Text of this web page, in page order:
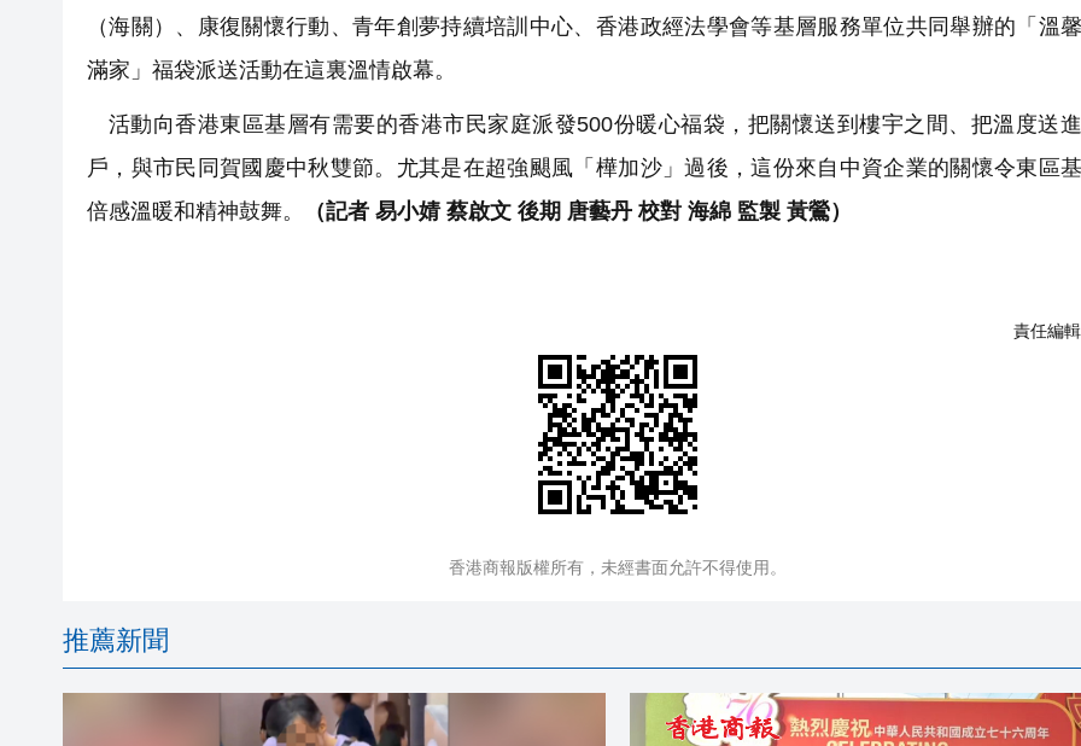
（海關）、康復關懷行動、青年創夢持續培訓中心、香港政經法學會等基層服務單位共同舉辦的「溫
滿家」福袋派送活動在這裏溫情啟幕。
活動向香港東區基層有需要的香港市民家庭派發500份暖心福袋，把關懷送到樓宇之間、把溫度送
戶，與市民同賀國慶中秋雙節。尤其是在超強颶風「樺加沙」過後，這份來自中資企業的關懷令東區
倍感溫暖和精神鼓舞。
（記者 易小婧 蔡啟文 後期 唐藝丹 校對 海綿 監製 黃鶯）
責任編
香港商報版權所有，未經書面允許不得使用。
推薦新聞